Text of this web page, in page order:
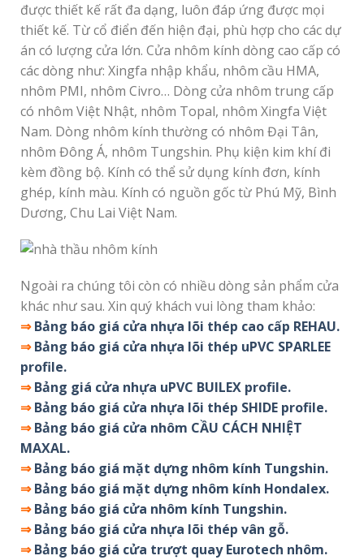
được thiết kế rất đa dạng, luôn đáp ứng được mọi
thiết kế. Từ cổ điển đến hiện đại, phù hợp cho các dự
án có lượng cửa lớn. Cửa nhôm kính dòng cao cấp có
các dòng như: Xingfa nhập khẩu, nhôm cầu HMA,
nhôm PMI, nhôm Civro… Dòng cửa nhôm trung cấp
có nhôm Việt Nhật, nhôm Topal, nhôm Xingfa Việt
Nam. Dòng nhôm kính thường có nhôm Đại Tân,
nhôm Đông Á, nhôm Tungshin. Phụ kiện kim khí đi
kèm đồng bộ. Kính có thể sử dụng kính đơn, kính
ghép, kính màu. Kính có nguồn gốc từ Phú Mỹ, Bình
Dương, Chu Lai Việt Nam.
Ngoài ra chúng tôi còn có nhiều dòng sản phẩm cửa
khác như sau. Xin quý khách vui lòng tham khảo:
⇒Bảng báo giá cửa nhựa lõi thép cao cấp REHAU.
⇒Bảng báo giá cửa nhựa lõi thép uPVC SPARLEE
profile.
⇒Bảng giá cửa nhựa uPVC BUILEX profile.
⇒Bảng báo giá cửa nhựa lõi thép SHIDE profile.
⇒Bảng báo giá cửa nhôm CẦU CÁCH NHIỆT
MAXAL.
⇒Bảng báo giá mặt dựng nhôm kính Tungshin.
⇒Bảng báo giá mặt dựng nhôm kính Hondalex.
⇒Bảng báo giá cửa nhôm kính Tungshin.
⇒Bảng báo giá cửa nhựa lõi thép vân gỗ.
⇒Bảng báo giá cửa trượt quay Eurotech nhôm.